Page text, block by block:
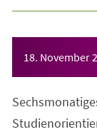
18. November